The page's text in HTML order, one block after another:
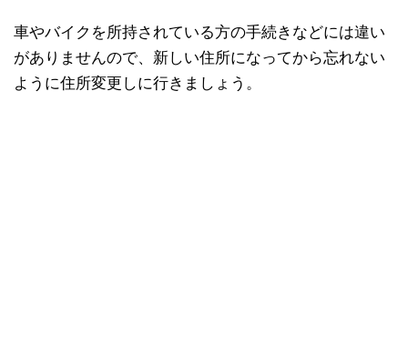
車やバイクを所持されている方の手続きなどには違い
がありませんので、新しい住所になってから忘れない
ように住所変更しに行きましょう。